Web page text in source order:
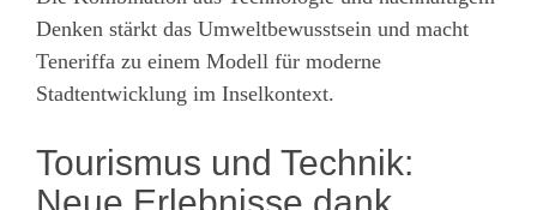
Denken stärkt das Umweltbewusstsein und macht
Teneriffa zu einem Modell für moderne
Stadtentwicklung im Inselkontext.
Tourismus und Technik: